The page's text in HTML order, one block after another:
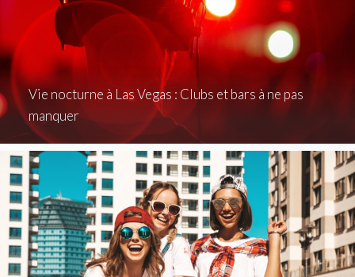
Vie nocturne à Las Vegas : Clubs et bars à ne pas
manquer